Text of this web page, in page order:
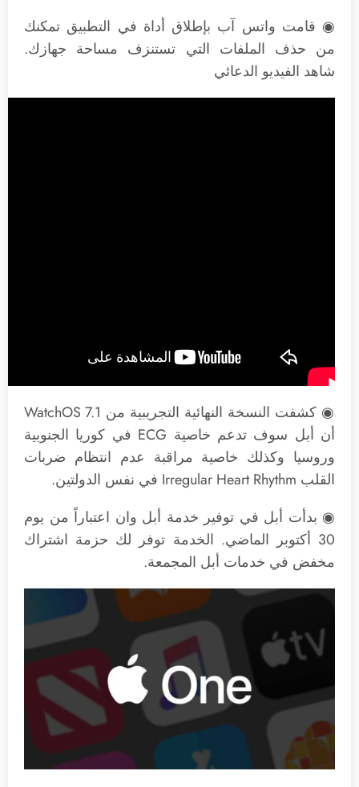
◉ قامت واتس آب بإطلاق أداة في التطبيق تمكنك
من حذف الملفات التي تستنزف مساحة جهازك.
شاهد الفيديو الدعائي
◉ كشفت النسخة النهائية التجريبية من WatchOS 7.1
أن أبل سوف تدعم خاصية ECG في كوريا الجنوبية
وروسيا وكذلك خاصية مراقبة عدم انتظام ضربات
القلب Irregular Heart Rhythm في نفس الدولتين.
◉ بدأت أبل في توفير خدمة أبل وان اعتباراً من يوم
30 أكتوبر الماضي. الخدمة توفر لك حزمة اشتراك
مخفض في خدمات أبل المجمعة.